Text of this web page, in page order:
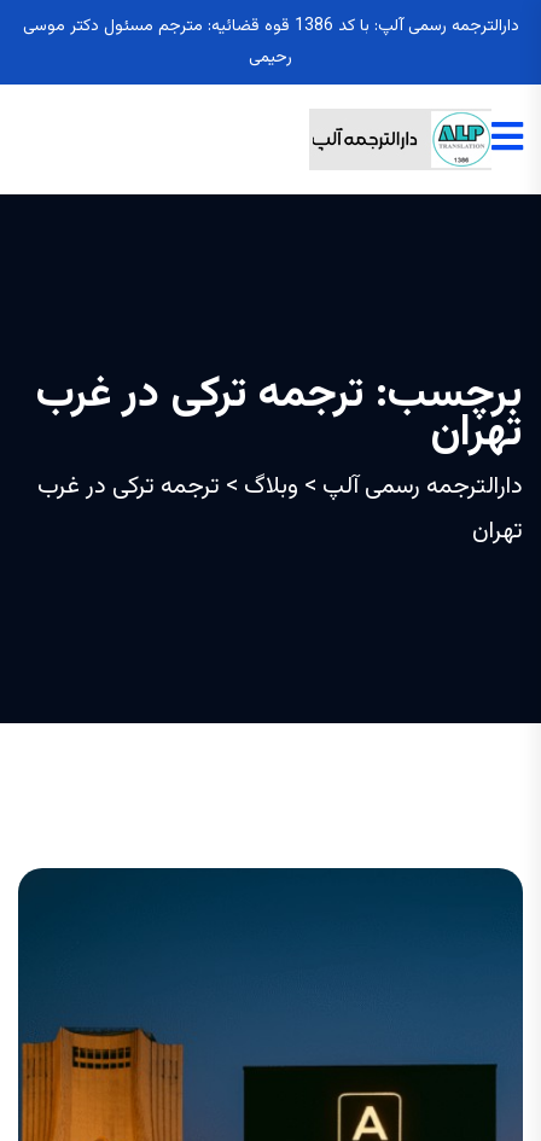
دارالترجمه رسمی آلپ: با کد 1386 قوه قضائیه: مترجم مسئول دکتر موسی
رحیمی
برچسب: ترجمه ترکی در غرب
تهران
دارالترجمه رسمی آلپ > وبلاگ > ترجمه ترکی در غرب
تهران